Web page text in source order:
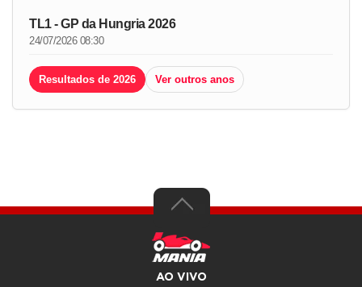
TL1 - GP da Hungria 2026
24/07/2026 08:30
Resultados de 2026 Ver outros anos
AO VIVO